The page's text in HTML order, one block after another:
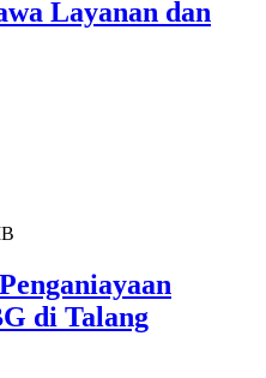
Layanan dan
di Talang